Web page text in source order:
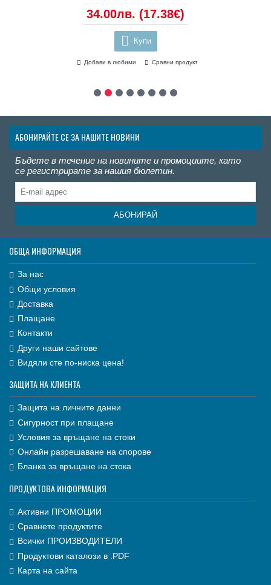
34.00лв. (17.38€)
Купи
Добави в любими Сравни продукт
АБОНИРАЙТЕ СЕ ЗА НАШИТЕ НОВИНИ
Бъдете в течение на новините и промоциите, като
се регистрирате за нашия бюлетин.
АБОНИРАЙ
ОБЩА ИНФОРМАЦИЯ
За нас
Общи условия
Доставка
Плащане
Контакти
Други наши сайтове
Видяли сте по-ниска цена!
ЗАЩИТА НА КЛИЕНТА
Защита на личните данни
Сигурност при плащане
Условия за връщане на стоки
Онлайн разрешаване на спорове
Бланка за връщане на стока
ПРОДУКТОВА ИНФОРМАЦИЯ
Активни ПРОМОЦИИ
Сравнете продуктите
Всички ПРОИЗВОДИТЕЛИ
Продуктови каталози в .PDF
Карта на сайта